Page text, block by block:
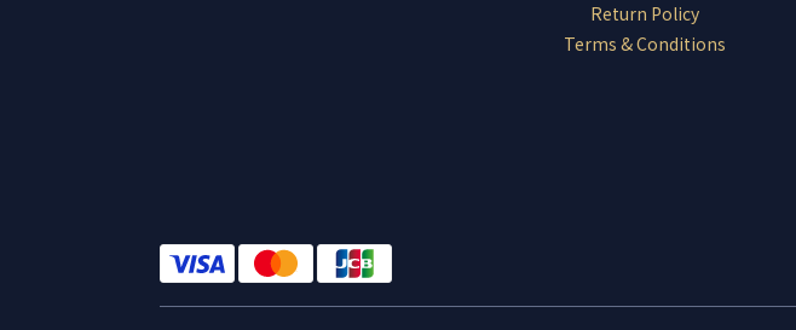
Return Policy
Terms & Conditions